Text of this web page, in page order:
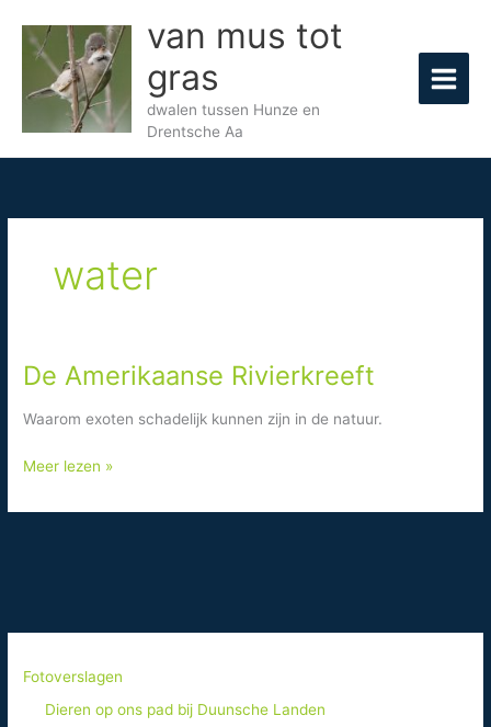
naar
van mus tot
gras
dwalen tussen Hunze en
Drentsche Aa
water
De Amerikaanse Rivierkreeft
Waarom exoten schadelijk kunnen zijn in de natuur.
De
Rivierkreeft
Meer lezen »
Fotoverslagen
Dieren op ons pad bij Duunsche Landen